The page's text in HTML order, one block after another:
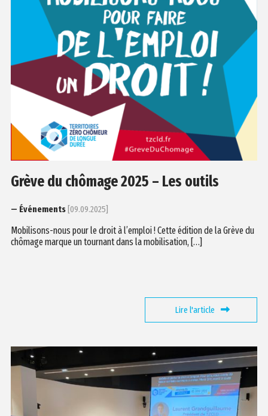
Grève du chômage 2025 – Les outils
— Événements[09.09.2025]
Mobilisons-nous pour le droit à l’emploi ! Cette édition de la Grève du
chômage marque un tournant dans la mobilisation, […]
Lire l'article